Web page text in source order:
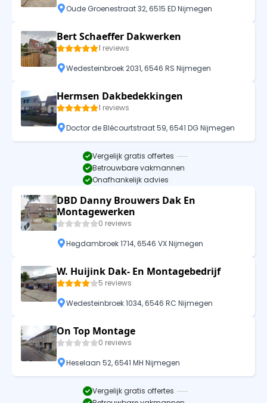
Oude Groenestraat 32, 6515 ED Nijmegen
Bert Schaeffer Dakwerken
1 reviews
Wedesteinbroek 2031, 6546 RS Nijmegen
Hermsen Dakbedekkingen
1 reviews
Doctor de Blécourtstraat 59, 6541 DG Nijmegen
Vergelijk gratis offertes
Betrouwbare vakmannen
Onafhankelijk advies
DBD Danny Brouwers Dak En
Montagewerken
0 reviews
Hegdambroek 1714, 6546 VX Nijmegen
W. Huijink Dak- En Montagebedrijf
5 reviews
Wedesteinbroek 1034, 6546 RC Nijmegen
On Top Montage
0 reviews
Heselaan 52, 6541 MH Nijmegen
Vergelijk gratis offertes